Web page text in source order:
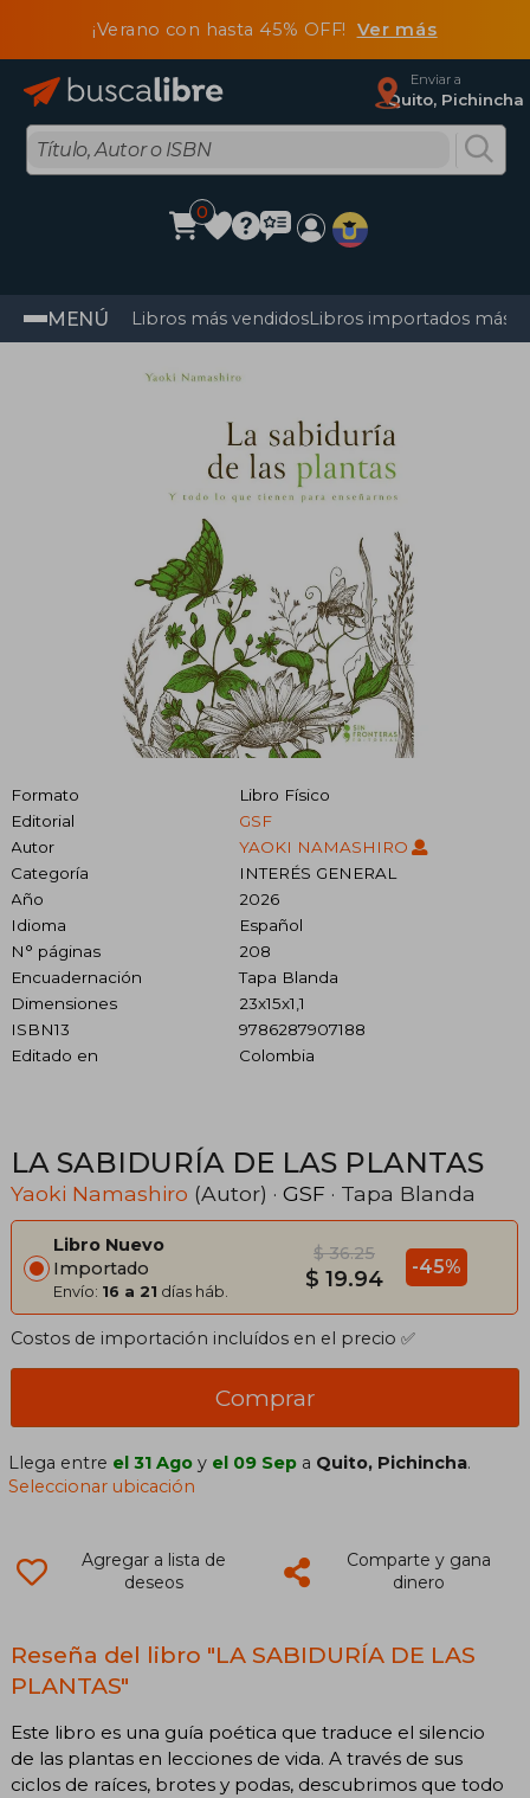
¡Verano con hasta 45% OFF! Ver más
Enviar a
Quito, Pichincha
0
MENÚ Libros más vendidosLibros importados más
Formato
Libro Físico
Editorial
GSF
Autor
YAOKI NAMASHIRO
Categoría
INTERÉS GENERAL
Año
2026
Idioma
Español
N° páginas
208
Encuadernación
Tapa Blanda
Dimensiones
23x15x1,1
ISBN13
9786287907188
Editado en
Colombia
LA SABIDURÍA DE LAS PLANTAS
Yaoki Namashiro (Autor) · GSF · Tapa Blanda
Libro Nuevo
Importado
Envío: 16 a 21 días háb.
$ 36.25
$ 19.94 -45%
Costos de importación incluídos en el precio ✅
Comprar
Llega entre el 31 Ago y el 09 Sep a Quito, Pichincha.
Seleccionar ubicación
Agregar a lista de
deseos
Comparte y gana
dinero
Reseña del libro "LA SABIDURÍA DE LAS
PLANTAS"
Este libro es una guía poética que traduce el silencio
de las plantas en lecciones de vida. A través de sus
ciclos de raíces, brotes y podas, descubrimos que todo